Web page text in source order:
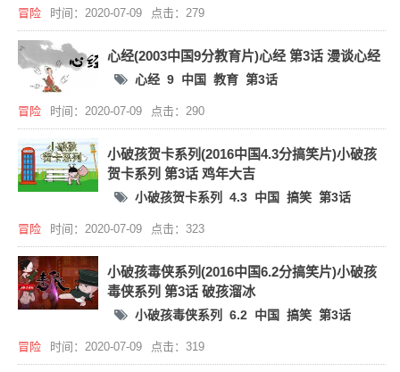
冒险 时间：2020-07-09 点击：279
心经(2003中国9分教育片)心经 第3话 漫谈心经
心经 9 中国 教育 第3话
冒险 时间：2020-07-09 点击：290
小破孩贺卡系列(2016中国4.3分搞笑片)小破孩
贺卡系列 第3话 鸡年大吉
小破孩贺卡系列 4.3 中国 搞笑 第3话
冒险 时间：2020-07-09 点击：323
小破孩毒侠系列(2016中国6.2分搞笑片)小破孩
毒侠系列 第3话 破孩溜冰
小破孩毒侠系列 6.2 中国 搞笑 第3话
冒险 时间：2020-07-09 点击：319